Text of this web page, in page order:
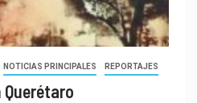
NOTICIAS PRINCIPALES REPORTAJES